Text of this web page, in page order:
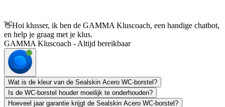
👋Hoi klusser, ik ben de GAMMA Kluscoach, een handige chatbot,
en help je graag met je klus.
GAMMA Kluscoach - Altijd bereikbaar
Wat is de kleur van de Sealskin Acero WC-borstel?
Is de WC-borstel houder moeilijk te onderhouden?
Hoeveel jaar garantie krijgt de Sealskin Acero WC-borstel?